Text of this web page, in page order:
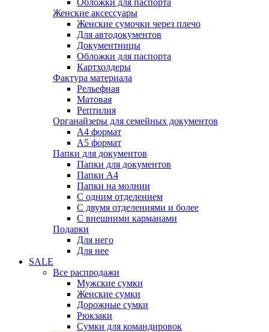
Обложки для паспорта
Женские аксессуары
Женские сумочки через плечо
Для автодокументов
Документницы
Обложки для паспорта
Картхолдеры
Фактура материала
Рельефная
Матовая
Рептилия
Органайзеры для семейных документов
А4 формат
А5 формат
Папки для документов
Папки для документов
Папки А4
Папки на молнии
С одним отделением
С двумя отделениями и более
С внешними карманами
Подарки
Для него
Для нее
SALE
Все распродажи
Мужские сумки
Женские сумки
Дорожные сумки
Рюкзаки
Сумки для командировок